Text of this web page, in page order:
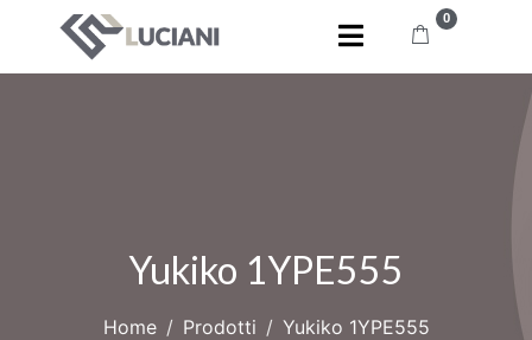
0
Yukiko 1YPE555
Home Prodotti Yukiko 1YPE555